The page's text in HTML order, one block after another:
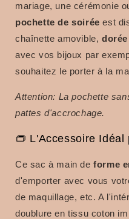
mariage, une cérémonie
pochette de soirée est
chaînette amovible, dorée
avec vos bijoux par
souhaitez le porter à la
Attention: La pochette
pattes d'accrochage.
👝 L'Accessoire Idéal
Ce sac à main deforme
d'emporter avec vous
de maquillage, etc. A
doublure en tissu coton